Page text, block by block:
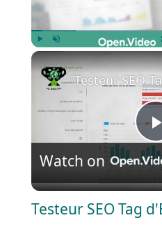
Play Unmute
l
Testeur SEO
Watch on
Testeur SEO Tag